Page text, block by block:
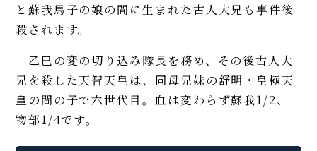
と蘇我馬子の娘の間に生まれた古人大兄も事件後
殺されます。
乙巳の変の切り込み隊長を務め、その後古人大
兄を殺した天智天皇は、同母兄妹の舒明・皇極天
皇の間の子で六世代目。血は変わらず蘇我1/2、
物部1/4です。